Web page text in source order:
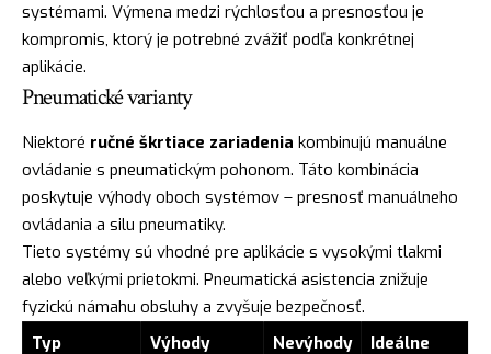
systémami. Výmena medzi rýchlosťou a presnosťou je
kompromis, ktorý je potrebné zvážiť podľa konkrétnej
aplikácie.
Pneumatické varianty
Niektoré ručné škrtiace zariadenia kombinujú manuálne
ovládanie s pneumatickým pohonom. Táto kombinácia
poskytuje výhody oboch systémov – presnosť manuálneho
ovládania a silu pneumatiky.
Tieto systémy sú vhodné pre aplikácie s vysokými tlakmi
alebo veľkými prietokmi. Pneumatická asistencia znižuje
fyzickú námahu obsluhy a zvyšuje bezpečnosť.
Typ
Výhody Nevýhody
Ideálne